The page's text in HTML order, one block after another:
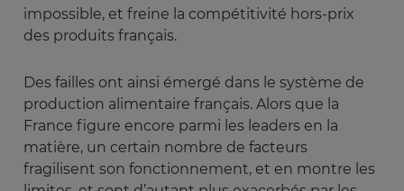
impossible, et freine la compétitivité hors-prix
des produits français.
Des failles ont ainsi émergé dans le système de
production alimentaire français. Alors que la
France figure encore parmi les leaders en la
matière, un certain nombre de facteurs
fragilisent son fonctionnement, et en montre les